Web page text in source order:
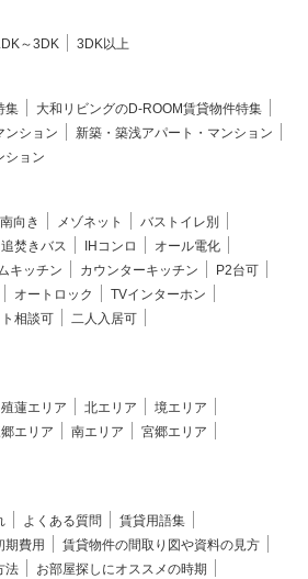
～3DK 3DK以上
集
大和リビングのD-ROOM賃貸物件特集
ンション
新築・築浅アパート・マンション
ション
南向き メゾネット
バストイレ別
追焚きバス IHコンロ
オール電化
キッチン カウンターキッチン
P2台可
オートロック
TVインターホン
相談可
二人入居可
殖蓮エリア 北エリア
境エリア
エリア 南エリア
宮郷エリア
よくある質問
賃貸用語集
期費用
賃貸物件の間取り図や資料の見方
法
お部屋探しにオススメの時期